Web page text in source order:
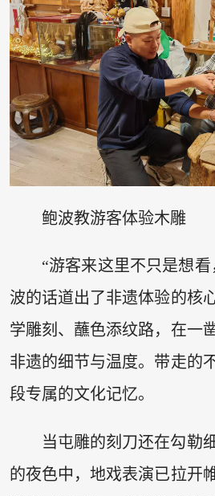
鲍波教游客体验木雕
“游客来这里不只是想
波的话道出了非遗体验的
学雕刻、蘸色添纹路，在一
非遗的细节与温度。带走的
段专属的文化记忆。
当屯雕的刻刀还在勾勒
的夜色中，地戏表演已拉开